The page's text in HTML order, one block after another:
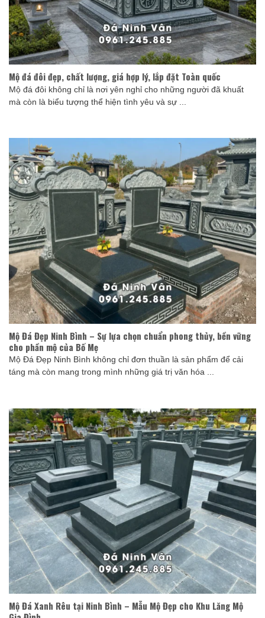
Mộ đá đôi đẹp, chất lượng, giá hợp lý, lắp đặt Toàn quốc
Mộ đá đôi không chỉ là nơi yên nghỉ cho những người đã khuất
mà còn là biểu tượng thể hiện tình yêu và sự ...
Mộ Đá Đẹp Ninh Bình – Sự lựa chọn chuẩn phong thủy, bền vững
cho phần mộ của Bố Mẹ
Mộ Đá Đẹp Ninh Bình không chỉ đơn thuần là sản phẩm để cải
táng mà còn mang trong mình những giá trị văn hóa ...
Mộ Đá Xanh Rêu tại Ninh Bình – Mẫu Mộ Đẹp cho Khu Lăng Mộ